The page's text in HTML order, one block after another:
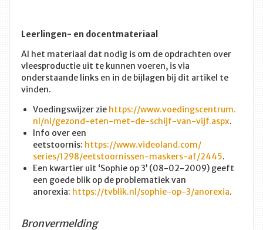
Leerlingen- en docentmateriaal
Al het materiaal dat nodig is om de opdrachten over
vleesproductie uit te kunnen voeren, is via
onderstaande links en in de bijlagen bij dit artikel te
vinden.
Voedingswijzer zie https://www.voedingscentrum.
nl/nl/gezond-eten-met-de-schijf-van-vijf.aspx.
Info over een
eetstoornis: https://www.videoland.com/
series/1298/eetstoornissen-maskers-af/2445.
Een kwartier uit ‘Sophie op 3’ (08-02-2009) geeft
een goede blik op de problematiek van
anorexia: https://tvblik.nl/sophie-op-3/anorexia.
Bronvermelding